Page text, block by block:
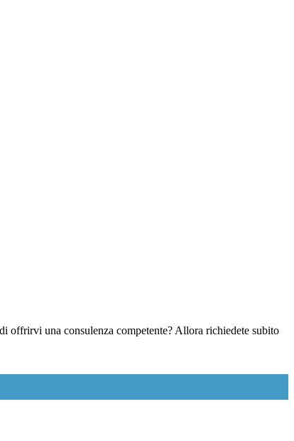
offrirvi una consulenza competente? Allora richiedete subito